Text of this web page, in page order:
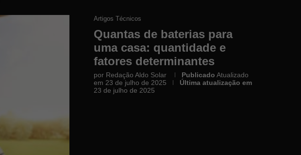
Artigos Técnicos
Quantas de baterias para
uma casa: quantidade e
fatores determinantes
por Redação Aldo Solar Publicado Atualizado
em 23 de julho de 2025
Última atualização em
23 de julho de 2025